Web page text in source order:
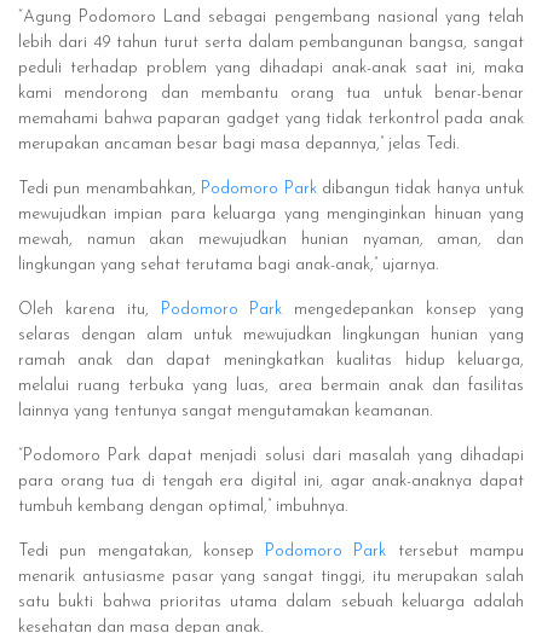
“Agung Podomoro Land sebagai pengembang nasional yang telah
lebih dari 49 tahun turut serta dalam pembangunan bangsa, sangat
peduli terhadap problem yang dihadapi anak-anak saat ini, maka
kami mendorong dan membantu orang tua untuk benar-benar
memahami bahwa paparan gadget yang tidak terkontrol pada anak
merupakan ancaman besar bagi masa depannya,” jelas Tedi.
Tedi pun menambahkan, Podomoro Parkdibangun tidak hanya untuk
mewujudkan impian para keluarga yang menginginkan hinuan yang
mewah, namun akan mewujudkan hunian nyaman, aman, dan
lingkungan yang sehat terutama bagi anak-anak,” ujarnya.
Oleh karena itu, Podomoro Park mengedepankan konsep yang
selaras dengan alam untuk mewujudkan lingkungan hunian yang
ramah anak dan dapat meningkatkan kualitas hidup keluarga,
melalui ruang terbuka yang luas, area bermain anak dan fasilitas
lainnya yang tentunya sangat mengutamakan keamanan.
“Podomoro Park dapat menjadi solusi dari masalah yang dihadapi
para orang tua di tengah era digital ini, agar anak-anaknya dapat
tumbuh kembang dengan optimal,” imbuhnya.
Tedi pun mengatakan, konsep Podomoro Park tersebut mampu
menarik antusiasme pasar yang sangat tinggi, itu merupakan salah
satu bukti bahwa prioritas utama dalam sebuah keluarga adalah
kesehatan dan masa depan anak.